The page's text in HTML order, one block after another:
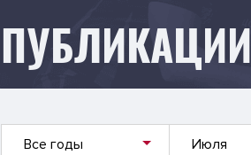
ПУБЛИКАЦИИ
Публикации
Все годы Июля